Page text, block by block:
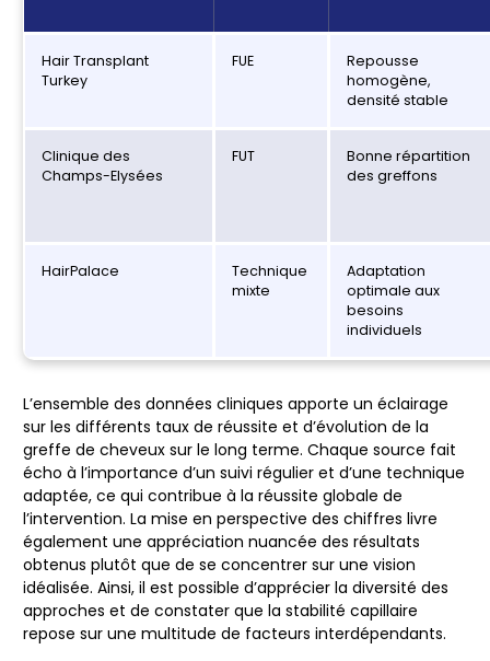
Hair Transplant
Turkey
FUE
Repousse
homogène,
densité stable
Clinique des
Champs-Elysées
FUT
Bonne répartition
des greffons
HairPalace
Technique
mixte
Adaptation
optimale aux
besoins
individuels
L’ensemble des données cliniques apporte un éclairage
sur les différents taux de réussite et d’évolution de la
greffe de cheveux sur le long terme. Chaque source fait
écho à l’importance d’un suivi régulier et d’une technique
adaptée, ce qui contribue à la réussite globale de
l’intervention. La mise en perspective des chiffres livre
également une appréciation nuancée des résultats
obtenus plutôt que de se concentrer sur une vision
idéalisée. Ainsi, il est possible d’apprécier la diversité des
approches et de constater que la stabilité capillaire
repose sur une multitude de facteurs interdépendants.